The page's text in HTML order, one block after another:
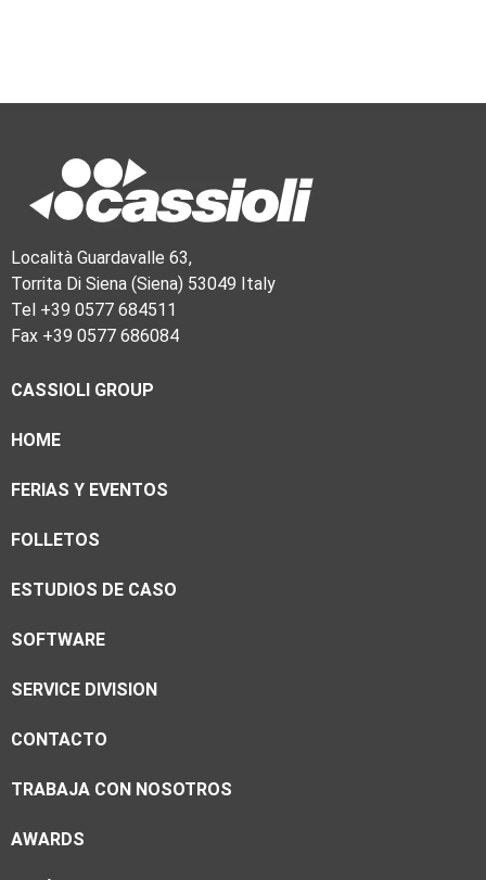
Località Guardavalle 63,
Torrita Di Siena (Siena) 53049 Italy
Tel +39 0577 684511
Fax +39 0577 686084
CASSIOLI GROUP
HOME
FERIAS Y EVENTOS
FOLLETOS
ESTUDIOS DE CASO
SOFTWARE
SERVICE DIVISION
CONTACTO
TRABAJA CON NOSOTROS
AWARDS